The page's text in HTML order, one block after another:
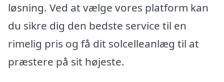
løsning. Ved at vælge vores platform kan
du sikre dig den bedste service til en
rimelig pris og få dit solcelleanlæg til at
præstere på sit højeste.